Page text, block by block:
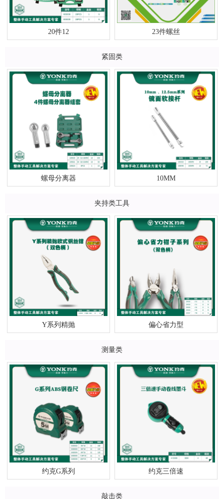
20件12 23件螺丝
紧固类
螺母分离器 10MM
夹持类工具
Y系列精抛 偏心省力型
测量类
约克G系列 约克三倍速
敲击类